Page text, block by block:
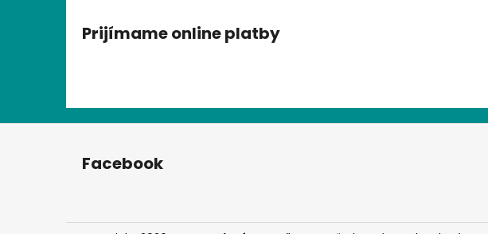
Prijímame online platby
Facebook